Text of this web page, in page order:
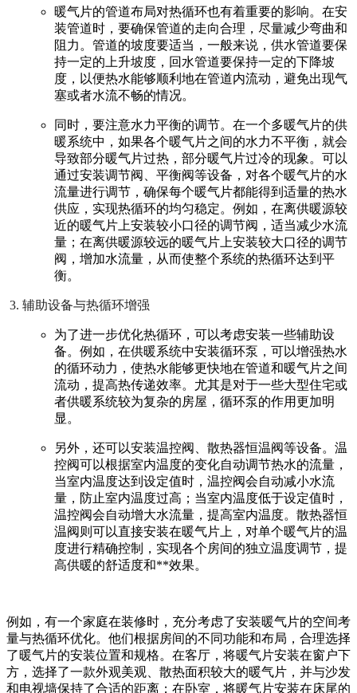
暖气片的管道布局对热循环也有着重要的影响。在安
装管道时，要确保管道的走向合理，尽量减少弯曲和
阻力。管道的坡度要适当，一般来说，供水管道要保
持一定的上升坡度，回水管道要保持一定的下降坡
度，以便热水能够顺利地在管道内流动，避免出现气
塞或者水流不畅的情况。
同时，要注意水力平衡的调节。在一个多暖气片的供
暖系统中，如果各个暖气片之间的水力不平衡，就会
导致部分暖气片过热，部分暖气片过冷的现象。可以
通过安装调节阀、平衡阀等设备，对各个暖气片的水
流量进行调节，确保每个暖气片都能得到适量的热水
供应，实现热循环的均匀稳定。例如，在离供暖源较
近的暖气片上安装较小口径的调节阀，适当减少水流
量；在离供暖源较远的暖气片上安装较大口径的调节
阀，增加水流量，从而使整个系统的热循环达到平
衡。
辅助设备与热循环增强
为了进一步优化热循环，可以考虑安装一些辅助设
备。例如，在供暖系统中安装循环泵，可以增强热水
的循环动力，使热水能够更快地在管道和暖气片之间
流动，提高热传递效率。尤其是对于一些大型住宅或
者供暖系统较为复杂的房屋，循环泵的作用更加明
显。
另外，还可以安装温控阀、散热器恒温阀等设备。温
控阀可以根据室内温度的变化自动调节热水的流量，
当室内温度达到设定值时，温控阀会自动减小水流
量，防止室内温度过高；当室内温度低于设定值时，
温控阀会自动增大水流量，提高室内温度。散热器恒
温阀则可以直接安装在暖气片上，对单个暖气片的温
度进行精确控制，实现各个房间的独立温度调节，提
高供暖的舒适度和**效果。
例如，有一个家庭在装修时，充分考虑了安装暖气片的空间考
量与热循环优化。他们根据房间的不同功能和布局，合理选择
了暖气片的安装位置和规格。在客厅，将暖气片安装在窗户下
方，选择了一款外观美观、散热面积较大的暖气片，并与沙发
和电视墙保持了合适的距离；在卧室，将暖气片安装在床尾的